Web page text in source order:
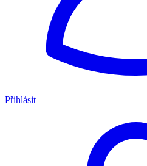
Přihlásit